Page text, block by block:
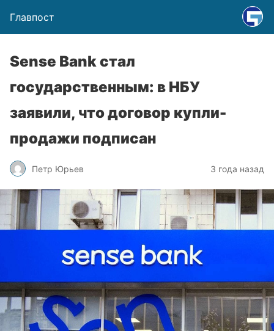
Главпост
Sense Bank стал
государственным: в НБУ
заявили, что договор купли-
продажи подписан
Петр Юрьев 3 года назад